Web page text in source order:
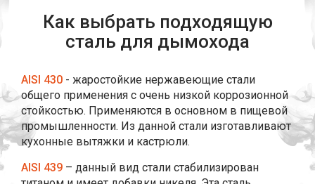
Как выбрать подходящую
сталь для дымохода
AISI 430 - жаростойкие нержавеющие стали
общего применения с очень низкой коррозионной
стойкостью. Применяются в основном в пищевой
промышленности. Из данной стали изготавливают
кухонные вытяжки и кастрюли.
AISI 439 – данный вид стали стабилизирован